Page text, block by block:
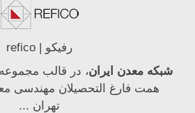
رفیکو | refico
شبکه معدن ایران، در قالب
همت فارغ­ التحصیلان مهندسی
تهران ...